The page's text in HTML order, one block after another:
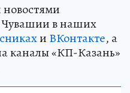
в наших
и ВКонтакте, а
каналы «КП-Казань»